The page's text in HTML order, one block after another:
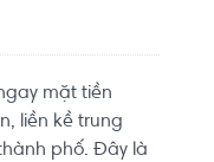
mặt tiền
liền kề trung
phố. Đây là